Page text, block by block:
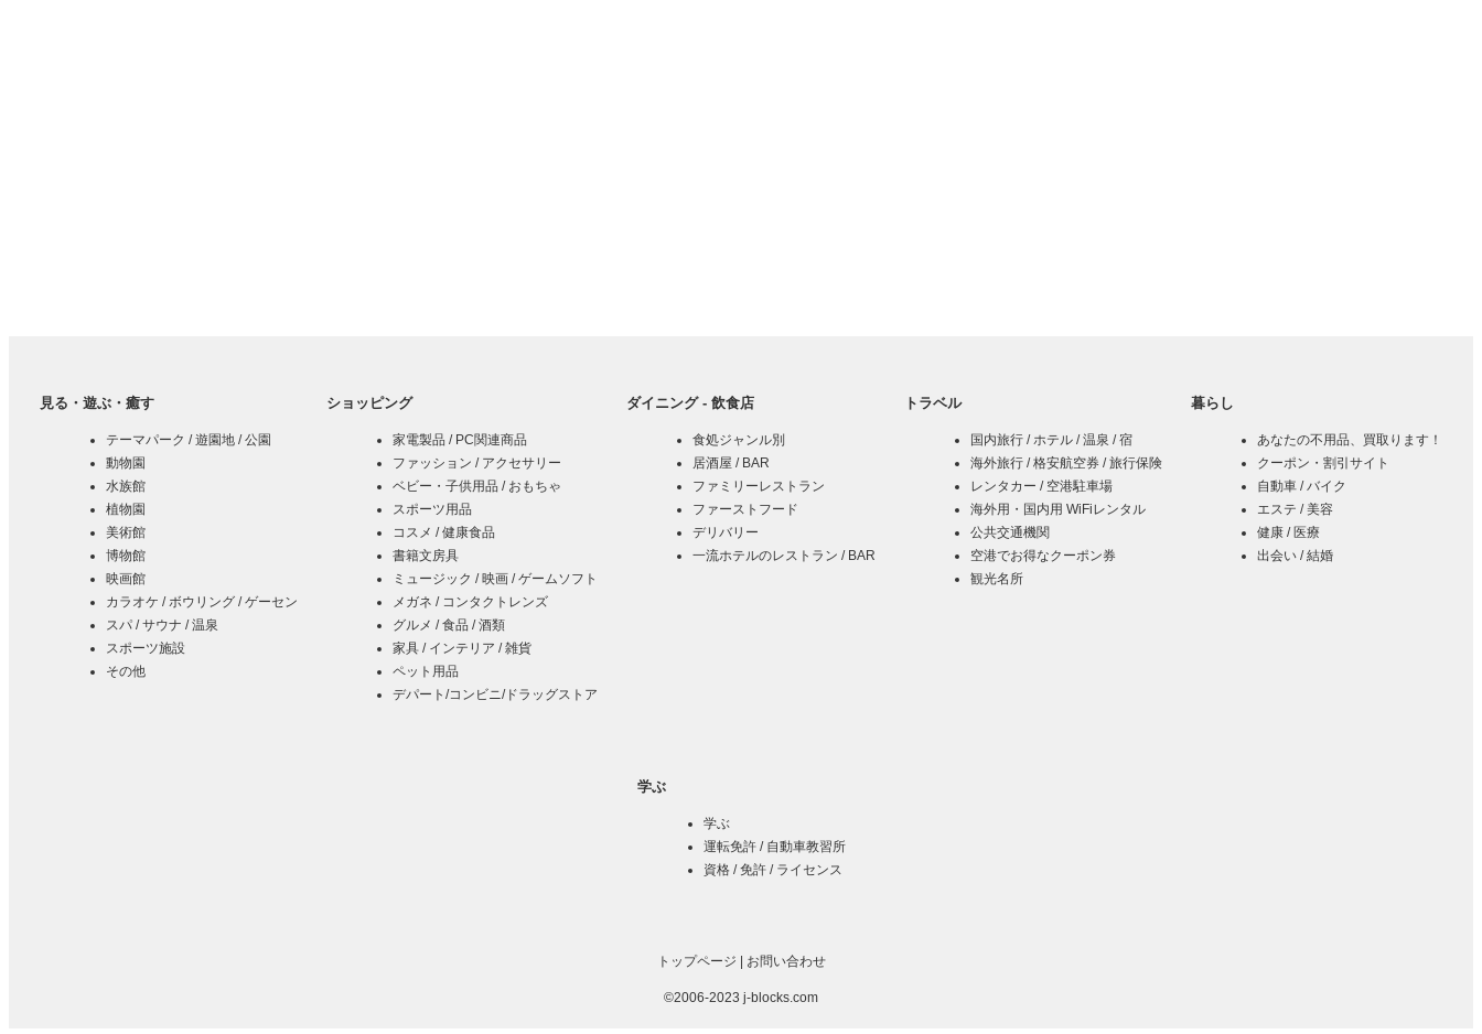
見る・遊ぶ・癒す
テーマパーク / 遊園地 / 公園
動物園
水族館
植物園
美術館
博物館
映画館
カラオケ / ボウリング / ゲーセン
スパ / サウナ / 温泉
スポーツ施設
その他
ショッピング
家電製品 / PC関連商品
ファッション / アクセサリー
ベビー・子供用品 / おもちゃ
スポーツ用品
コスメ / 健康食品
書籍文房具
ミュージック / 映画 / ゲームソフト
メガネ / コンタクトレンズ
グルメ / 食品 / 酒類
家具 / インテリア / 雑貨
ペット用品
デパート/コンビニ/ドラッグストア
ダイニング - 飲食店
食処ジャンル別
居酒屋 / BAR
ファミリーレストラン
ファーストフード
デリバリー
一流ホテルのレストラン / BAR
トラベル
国内旅行 / ホテル / 温泉 / 宿
海外旅行 / 格安航空券 / 旅行保険
レンタカー / 空港駐車場
海外用・国内用 WiFiレンタル
公共交通機関
空港でお得なクーポン券
観光名所
暮らし
あなたの不用品、買取ります！
クーポン・割引サイト
自動車 / バイク
エステ / 美容
健康 / 医療
出会い / 結婚
学ぶ
学ぶ
運転免許 / 自動車教習所
資格 / 免許 / ライセンス
トップページ お問い合わせ
©2006-2023 j-blocks.com